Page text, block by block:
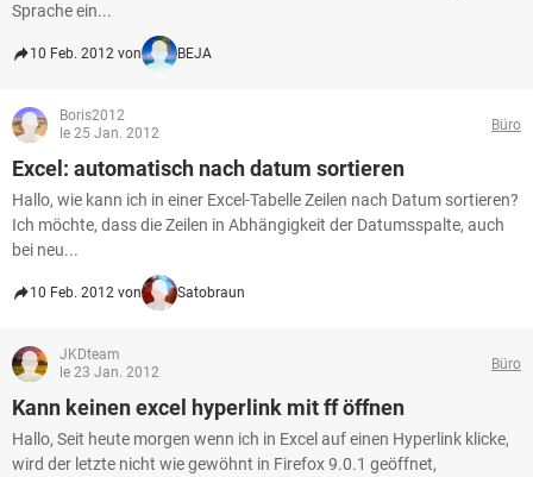
Sprache ein...
10 Feb. 2012 von BEJA
Boris2012
le 25 Jan. 2012
Büro
Excel: automatisch nach datum sortieren
Hallo, wie kann ich in einer Excel-Tabelle Zeilen nach Datum sortieren?
Ich möchte, dass die Zeilen in Abhängigkeit der Datumsspalte, auch
bei neu...
10 Feb. 2012 von Satobraun
JKDteam
le 23 Jan. 2012
Büro
Kann keinen excel hyperlink mit ff öffnen
Hallo, Seit heute morgen wenn ich in Excel auf einen Hyperlink klicke,
wird der letzte nicht wie gewöhnt in Firefox 9.0.1 geöffnet,